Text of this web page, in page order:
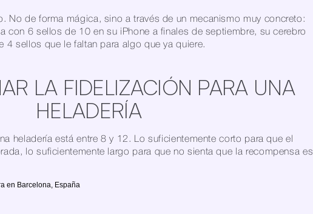
No de forma mágica, sino a través de un mecanismo muy concreto:
con 6 sellos de 10 en su iPhone a finales de septiembre, su cerebro
4 sellos que le faltan para algo que ya quiere.
LA FIDELIZACIÓN PARA UNA
HELADERÍA
heladería está entre 8 y 12. Lo suficientemente corto para que el
lo suficientemente largo para que no sienta que la recompensa es